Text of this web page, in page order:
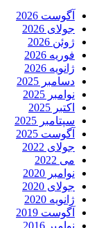
آگوست 2026
جولای 2026
ژوئن 2026
فوریه 2026
ژانویه 2026
دسامبر 2025
نوامبر 2025
اکتبر 2025
سپتامبر 2025
آگوست 2025
جولای 2022
می 2022
نوامبر 2020
جولای 2020
ژانویه 2020
آگوست 2019